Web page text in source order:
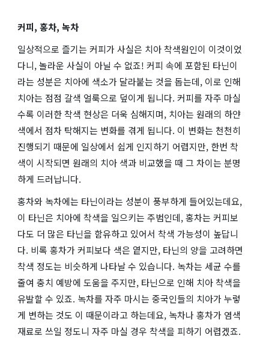
커피, 홍차, 녹차
일상적으로 즐기는 커피가 사실은 치아 착색원인이 이것이었
다니, 놀라운 사실이 아닐 수 없죠! 커피 속에 포함된 타닌이
라는 성분은 치아에 색소가 달라붙는 것을 돕는데, 이로 인해
치아는 점점 갈색 얼룩으로 덮이게 됩니다. 커피를 자주 마실
수록 이러한 착색 현상은 더욱 심해지며, 치아는 원래의 하얀
색에서 점차 탁해지는 변화를 겪게 됩니다. 이 변화는 천천히
진행되기 때문에 일상에서 쉽게 인지하기 어렵지만, 한번 착
색이 시작되면 원래의 치아 색과 비교했을 때 그 차이는 분명
하게 드러납니다.
홍차와 녹차에는 타닌이라는 성분이 풍부하게 들어있는데요,
이 타닌은 치아에 착색을 일으키는 주범인데, 홍차는 커피보
다도 더 많은 타닌을 함유하고 있어서 착색 가능성이 높답니
다. 비록 홍차가 커피보다 색은 옅지만, 타닌의 양을 고려하면
착색 정도는 비슷하게 나타날 수 있습니다. 녹차는 세균 수를
줄여 충치 예방에 도움을 주지만, 타닌으로 인해 치아 착색을
유발할 수 있죠. 녹차를 자주 마시는 중국인들의 치아가 누렇
게 변하는 것도 이 때문이라고 하는데요, 녹차나 홍차가 염색
재료로 쓰일 정도니 자주 마실 경우 착색을 피하기 어렵겠죠.